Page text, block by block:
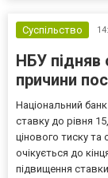
Суспільство
НБУ підняв
причини
Національний
ставку до рівня
цінового тиску та
очікується до
підвищення